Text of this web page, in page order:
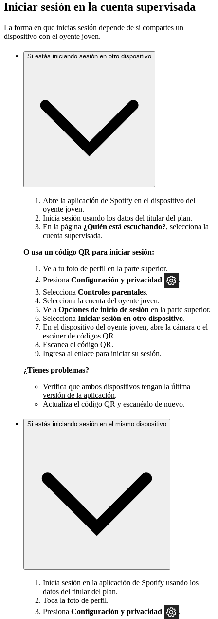
Iniciar sesión en la cuenta supervisada
La forma en que inicias sesión depende de si compartes un
dispositivo con el oyente joven.
Si estás iniciando sesión en otro dispositivo
Abre la aplicación de Spotify en el dispositivo del
oyente joven.
Inicia sesión usando los datos del titular del plan.
En la página ¿Quién está escuchando?, selecciona la
cuenta supervisada.
O usa un código QR para iniciar sesión:
Ve a tu foto de perfil en la parte superior.
Presiona Configuración y privacidad
.
Selecciona Controles parentales.
Selecciona la cuenta del oyente joven.
Ve a Opciones de inicio de sesión en la parte superior.
Selecciona Iniciar sesión en otro dispositivo.
En el dispositivo del oyente joven, abre la cámara o el
escáner de códigos QR.
Escanea el código QR.
Ingresa al enlace para iniciar su sesión.
¿Tienes problemas?
Verifica que ambos dispositivos tengan la última
versión de la aplicación.
Actualiza el código QR y escanéalo de nuevo.
Si estás iniciando sesión en el mismo dispositivo
Inicia sesión en la aplicación de Spotify usando los
datos del titular del plan.
Toca la foto de perfil.
Presiona Configuración y privacidad
.